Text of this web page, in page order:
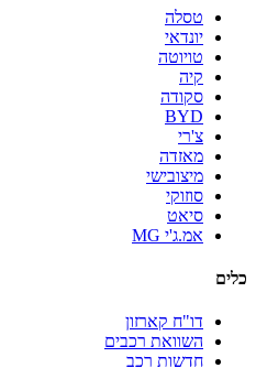
טסלה
יונדאי
טויוטה
קיה
סקודה
BYD
צ'רי
מאזדה
מיצובישי
סוזוקי
סיאט
אמ.ג'י MG
כלים
דו"ח קארזון
השוואת רכבים
חדשות רכב